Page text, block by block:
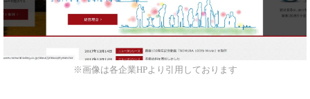
※画像は各企業HPより引用しております